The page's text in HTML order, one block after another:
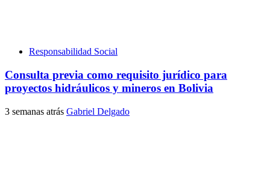
Responsabilidad Social
Consulta previa como requisito jurídico para
proyectos hidráulicos y mineros en Bolivia
3 semanas atrás Gabriel Delgado